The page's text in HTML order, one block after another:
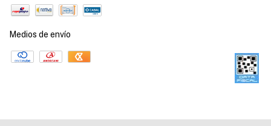
Medios de envío